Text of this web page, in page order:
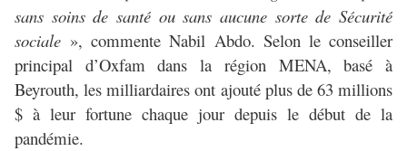
sans soins de santé ou sans aucune sorte de Sécurité
sociale », commente Nabil Abdo. Selon le conseiller
principal d’Oxfam dans la région MENA, basé à
Beyrouth, les milliardaires ont ajouté plus de 63 millions
$ à leur fortune chaque jour depuis le début de la
pandémie.